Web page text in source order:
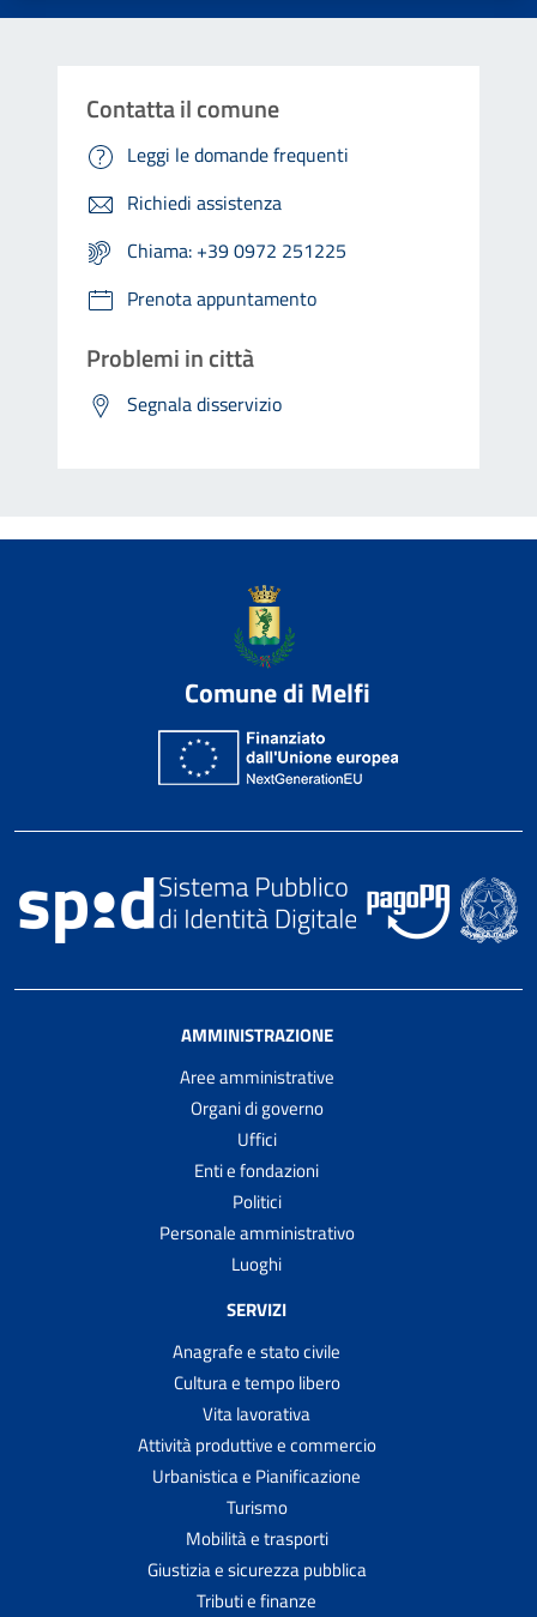
Contatta il comune
Leggi le domande frequenti
Richiedi assistenza
Chiama: +39 0972 251225
Prenota appuntamento
Problemi in città
Segnala disservizio
Comune di Melfi
AMMINISTRAZIONE
Aree amministrative
Organi di governo
Uffici
Enti e fondazioni
Politici
Personale amministrativo
Luoghi
SERVIZI
Anagrafe e stato civile
Cultura e tempo libero
Vita lavorativa
Attività produttive e commercio
Urbanistica e Pianificazione
Turismo
Mobilità e trasporti
Giustizia e sicurezza pubblica
Tributi e finanze